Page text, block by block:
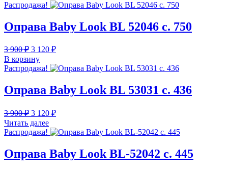
составляла
3
400 ₽.
2
Распродажа!
Оправа Baby Look BL 52046 c. 750
3 900₽ Первоначальная
цена
составляла
3
900 ₽.
3 120 ₽Текущая
3
В корзину
Распродажа!
Оправа Baby Look BL 53031 с. 436
3 900₽ Первоначальная
цена
составляла
3
900 ₽.
3 120 ₽Текущая
3
Читать далее
Распродажа!
Оправа Baby Look BL-52042 c. 445